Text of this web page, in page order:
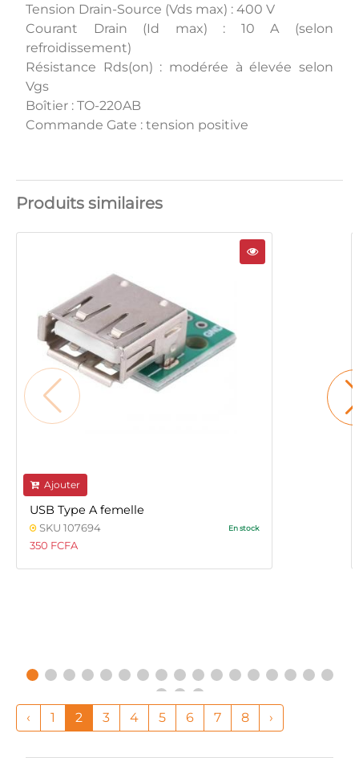
Tension Drain-Source (Vds max) : 400 V
Courant Drain (Id max) : 10 A (selon
refroidissement)
Résistance Rds(on) : modérée à élevée selon
Vgs
Boîtier : TO-220AB
Commande Gate : tension positive
Produits similaires
Ajouter
USB Type A femelle
SKU 107694 En stock
350 FCFA
‹ 1 2 3 4 5 6 7 8 ›